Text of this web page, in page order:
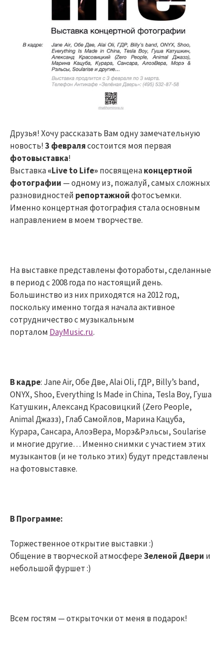
Друзья! Хочу рассказать Вам одну замечательную
новость!3 февралясостоится моя первая
фотовыставка!
Выставка«Live to Life» посвященаконцертной
фотографии — одному из, пожалуй, самых сложных
разновидностей репортажнойфотосъемки.
Именно концертная фотография стала основным
направлением в моем творчестве.
На выставке представлены фотоработы, сделанные
в период с 2008 года по настоящий день.
Большинство из них приходятся на 2012 год,
поскольку именно тогда я начала активное
сотрудничество с музыкальным
порталом DayMusic.ru.
В кадре: Jane Air, Обе Две, Alai Oli, ГДР, Billy’s band,
ONYX, Shoo, Everything Is Made in China, Tesla Boy, Гуша
Катушкин, Александ Красовицкий (Zero People,
Animal Джазз), Глаб Самойлов, Марина Кацуба,
Курара, Сансара, АлоэВера, Морэ&Рэльсы, Soularise
и многие другие… Именно снимки с участием этих
музыкантов (и не только этих) будут представлены
на фотовыставке.
В Программе:
Торжественное открытие выставки :)
Общение в творческой атмосфереЗеленой Двери и
небольшой фуршет :)
Всем гостям — открыточки от меня в подарок!